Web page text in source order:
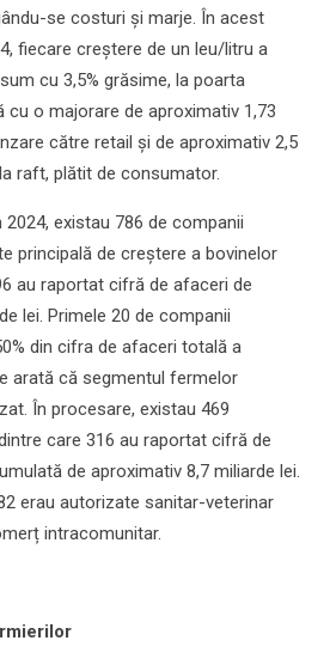
se costuri și marje. În acest
fiecare creștere de un leu/litru a
cu 3,5% grăsime, la poarta
o majorare de aproximativ 1,73
către retail și de aproximativ 2,5
raft, plătit de consumator.
existau 786 de companii
principală de creștere a bovinelor
au raportat cifră de afaceri de
lei. Primele 20 de companii
din cifra de afaceri totală a
arată că segmentul fermelor
În procesare, existau 469
care 316 au raportat cifră de
de aproximativ 8,7 miliarde lei.
erau autorizate sanitar-veterinar
intracomunitar.